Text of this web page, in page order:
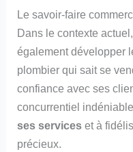
Le savoir-faire
Dans le contexte
également développer
plombier qui sait se
confiance avec ses
concurrentiel
ses services et à
précieux.